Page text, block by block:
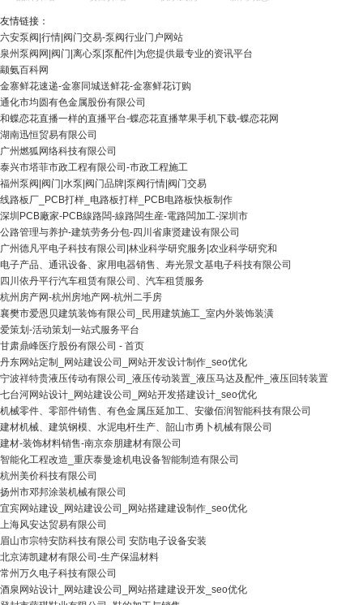
友情链接：
六安泵阀|行情|阀门交易-泵阀行业门户网站
泉州泵阀网|阀门|离心泵|泵配件|为您提供最专业的资讯平台
颛氨百科网
金寨鲜花速递-金寨同城送鲜花-金寨鲜花订购
通化市均圆有色金属股份有限公司
和蝶恋花直播一样的直播平台-蝶恋花直播苹果手机下载-蝶恋花网
湖南迅恒贸易有限公司
广州燃狐网络科技有限公司
泰兴市塔菲市政工程有限公司-市政工程施工
福州泵阀|阀门|水泵|阀门品牌|泵阀行情|阀门交易
线路板厂_PCB打样_电路板打样_PCB电路板快板制作
深圳PCB廠家-PCB線路闆-線路闆生産-電路闆加工-深圳市
公路管理与养护-建筑劳务分包-四川省康贤建设有限公司
广州德凡平电子科技有限公司|林业科学研究服务|农业科学研究和
电子产品、通讯设备、家用电器销售、寿光景文基电子科技有限公司
四川依丹平行汽车租赁有限公司、汽车租赁服务
杭州房产网-杭州房地产网-杭州二手房
襄樊市爱恩贝建筑装饰有限公司_民用建筑施工_室内外装饰装潢
爱策划-活动策划一站式服务平台
甘肃鼎峰医疗股份有限公司 - 首页
丹东网站定制_网站建设公司_网站开发设计制作_seo优化
宁波祥特贵液压传动有限公司_液压传动装置_液压马达及配件_液压回转装置
七台河网站设计_网站建设公司_网站开发搭建设计_seo优化
机械零件、零部件销售、有色金属压延加工、安徽佰润智能科技有限公司
建材机械、建筑钢模、水泥电杆生产、韶山市勇卜机械有限公司
建材-装饰材料销售-南京奈朋建材有限公司
智能化工程改造_重庆泰曼途机电设备智能制造有限公司
杭州美价科技有限公司
扬州市邓邦涂装机械有限公司
宜宾网站建设_网站建设公司_网站搭建建设制作_seo优化
上海风安达贸易有限公司
眉山市宗特安防科技有限公司 安防电子设备安装
北京涛凯建材有限公司-生产保温材料
常州万久电子科技有限公司
酒泉网站设计_网站建设公司_网站搭建建设开发_seo优化